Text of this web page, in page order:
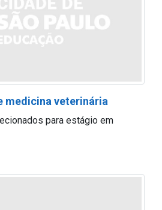
medicina veterinária
para estágio em